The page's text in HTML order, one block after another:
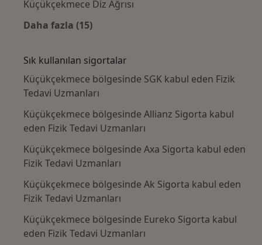
Küçükçekmece Diz Ağrısı
Daha fazla (15)
Sık kullanılan sigortalar
Küçükçekmece bölgesinde SGK kabul eden Fizik
Tedavi Uzmanları
Küçükçekmece bölgesinde Allianz Sigorta kabul
eden Fizik Tedavi Uzmanları
Küçükçekmece bölgesinde Axa Sigorta kabul eden
Fizik Tedavi Uzmanları
Küçükçekmece bölgesinde Ak Sigorta kabul eden
Fizik Tedavi Uzmanları
Küçükçekmece bölgesinde Eureko Sigorta kabul
eden Fizik Tedavi Uzmanları